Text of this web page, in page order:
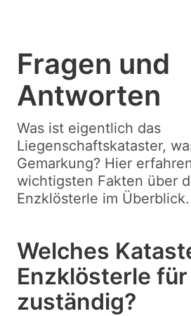
Fragen und
Antworten
Was ist eigentlich das
Liegenschaftskataster,
Gemarkung? Hier
wichtigsten Fakten über
Enzklösterle im Überblick.
Welches
Enzklösterle
zuständig?